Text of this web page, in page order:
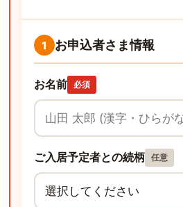
1 お申込者さま情報
お名前 必須
ご入居予定者との続柄 任意